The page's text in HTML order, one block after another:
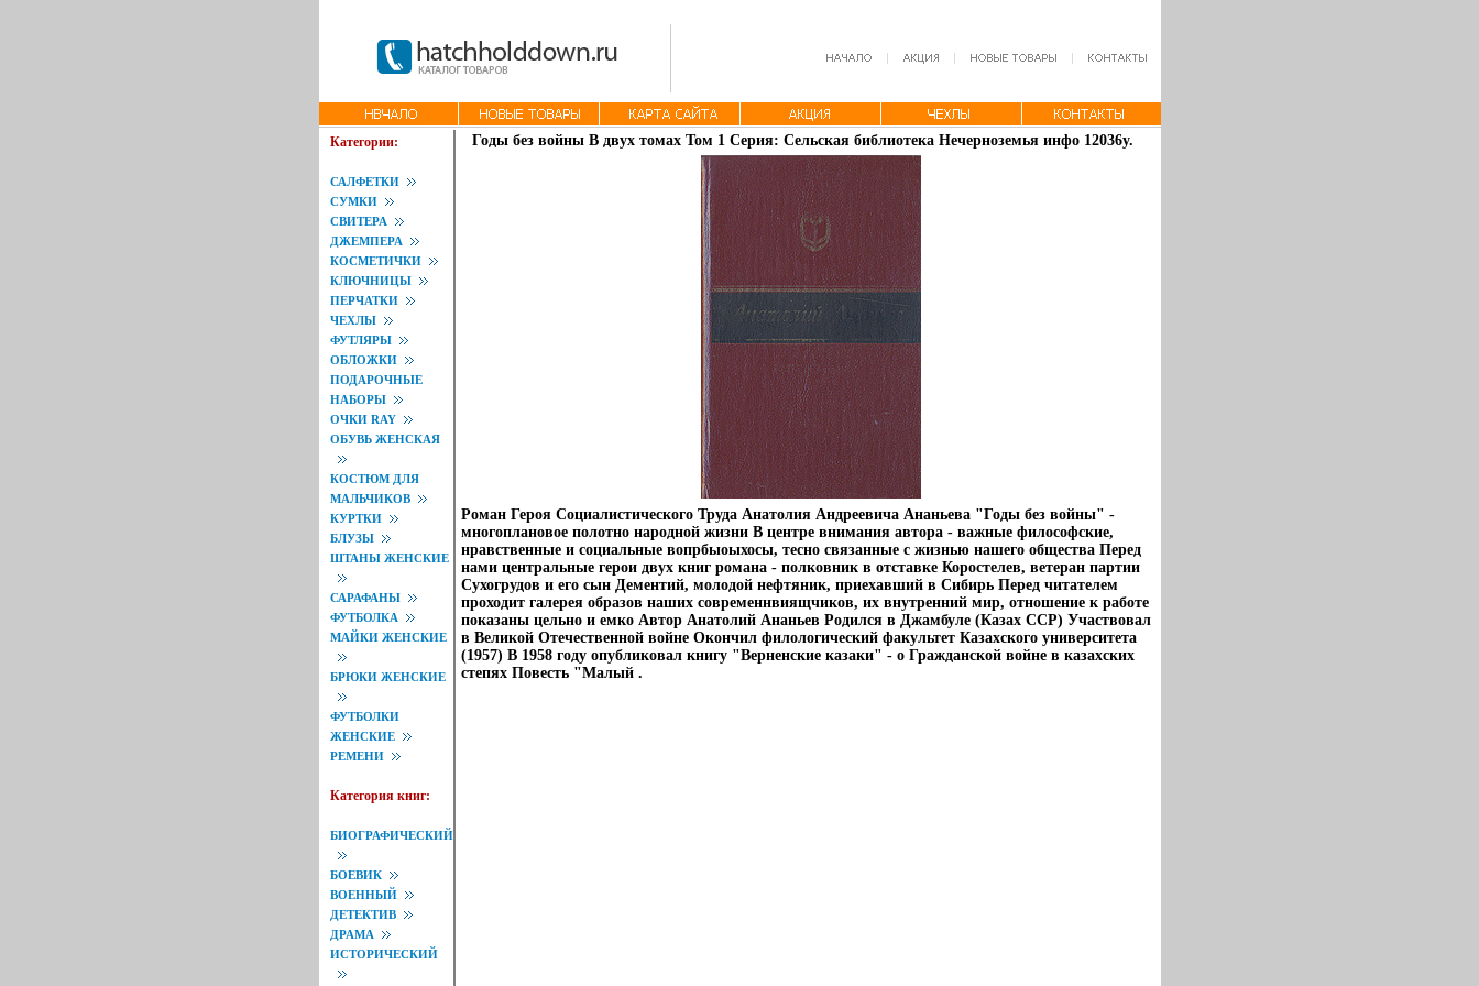
Категории:
САЛФЕТКИ
СУМКИ
СВИТЕРА
ДЖЕМПЕРА
КОСМЕТИЧКИ
КЛЮЧНИЦЫ
ПЕРЧАТКИ
ЧЕХЛЫ
ФУТЛЯРЫ
ОБЛОЖКИ
ПОДАРОЧНЫЕ
НАБОРЫ
ОЧКИ RAY
ОБУВЬ ЖЕНСКАЯ
КОСТЮМ ДЛЯ
МАЛЬЧИКОВ
КУРТКИ
БЛУЗЫ
ШТАНЫ ЖЕНСКИЕ
САРАФАНЫ
ФУТБОЛКА
МАЙКИ ЖЕНСКИЕ
БРЮКИ ЖЕНСКИЕ
ФУТБОЛКИ
ЖЕНСКИЕ
РЕМЕНИ
Категория книг:
БИОГРАФИЧЕСКИЙ
БОЕВИК
ВОЕННЫЙ
ДЕТЕКТИВ
ДРАМА
ИСТОРИЧЕСКИЙ
Годы без войны В двух томах Том 1 Серия: Сельская библиотека Нечерноземья инфо 12036y.
Роман Героя Социалистического Труда Анатолия Андреевича Ананьева "Годы без войны" -
многоплановое полотно народной жизни В центре внимания автора - важные философские,
нравственные и социальные вопрбыоыхосы, тесно связанные с жизнью нашего общества Перед
нами центральные герои двух книг романа - полковник в отставке Коростелев, ветеран партии
Сухогрудов и его сын Дементий, молодой нефтяник, приехавший в Сибирь Перед читателем
проходит галерея образов наших современнвиящчиков, их внутренний мир, отношение к работе
показаны цельно и емко Автор Анатолий Ананьев Родился в Джамбуле (Казах ССР) Участвовал
в Великой Отечественной войне Окончил филологический факультет Казахского университета
(1957) В 1958 году опубликовал книгу "Верненские казаки" - о Гражданской войне в казахских
степях Повесть "Малый .